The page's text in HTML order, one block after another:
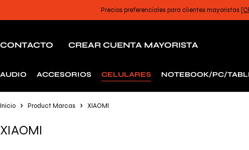
Precios preferenciales para clientes mayoristas
CONTACTO CREAR CUENTA MAYORISTA
AUDIO ACCESORIOS CELULARES NOTEBOOK/PC/
Inicio Product Marcas XIAOMI
XIAOMI